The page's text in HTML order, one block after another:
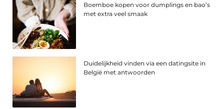
Boemboe kopen voor dumplings en bao’s
met extra veel smaak
Duidelijkheid vinden via een datingsite in
België met antwoorden